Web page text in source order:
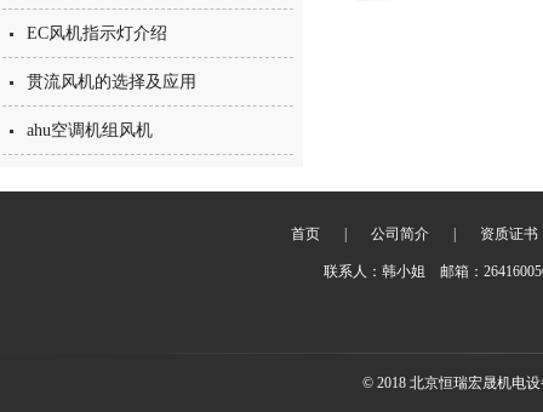
EC风机指示灯介绍
贯流风机的选择及应用
ahu空调机组风机
首页 公司简介 资质证书
联系人：韩小姐 邮箱：
© 2018 北京恒瑞宏晟机电